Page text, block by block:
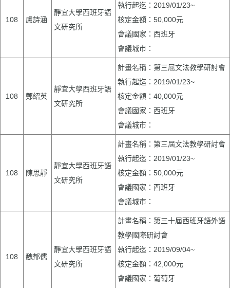
108 盧詩涵
靜宜大學西班牙語
文研究所
執行起迄：2019/01/23~
核定金額：50,000元
會議國家：西班牙
會議城市：
108 鄭紹英
靜宜大學西班牙語
文研究所
計畫名稱：第三屈文法教學研討會
執行起迄：2019/01/23~
核定金額：40,000元
會議國家：西班牙
會議城市：
108 陳思靜
靜宜大學西班牙語
文研究所
計畫名稱：第三屆文法教學研討會
執行起迄：2019/01/23~
核定金額：50,000元
會議國家：西班牙
會議城市：
108 魏郁儒
靜宜大學西班牙語
文研究所
計畫名稱：第三十屆西班牙語外語
教學國際研討會
執行起迄：2019/09/04~
核定金額：42,000元
會議國家：葡萄牙